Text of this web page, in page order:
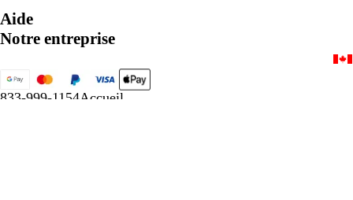
Aide
Notre entreprise
833-999-1154Accueil